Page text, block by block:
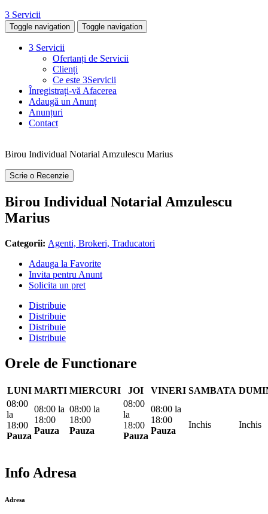
3 Servicii
Toggle navigation Toggle navigation
3 Servicii
Ofertanți de Servicii
Clienți
Ce este 3Servicii
Înregistrați-vă Afacerea
Adaugă un Anunț
Anunțuri
Contact
Birou Individual Notarial Amzulescu Marius
Scrie o Recenzie
Birou Individual Notarial Amzulescu
Marius
Categorii: Agenti, Brokeri, Traducatori
Adauga la Favorite
Invita pentru Anunt
Solicita un pret
Distribuie
Distribuie
Distribuie
Distribuie
Orele de Functionare
LUNI MARTI MIERCURI JOI VINERI SAMBATA
08:00
la
18:00
Pauza
08:00 la
18:00
Pauza
08:00 la
18:00
Pauza
08:00
la
18:00
Pauza
08:00 la
18:00
Pauza
Inchis Inchis
Info Adresa
Adresa